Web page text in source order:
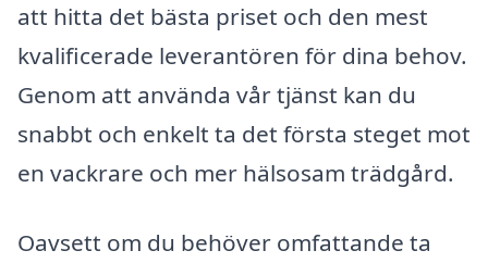
att hitta det bästa priset och den mest
kvalificerade leverantören för dina behov.
Genom att använda vår tjänst kan du
snabbt och enkelt ta det första steget mot
en vackrare och mer hälsosam trädgård.
Oavsett om du behöver omfattande ta